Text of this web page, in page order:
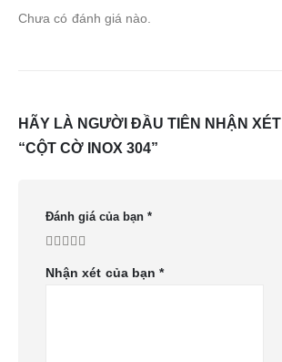
Chưa có đánh giá nào.
HÃY LÀ NGƯỜI ĐẦU TIÊN NHẬN XÉT
“CỘT CỜ INOX 304”
Đánh giá của bạn *
Nhận xét của bạn*